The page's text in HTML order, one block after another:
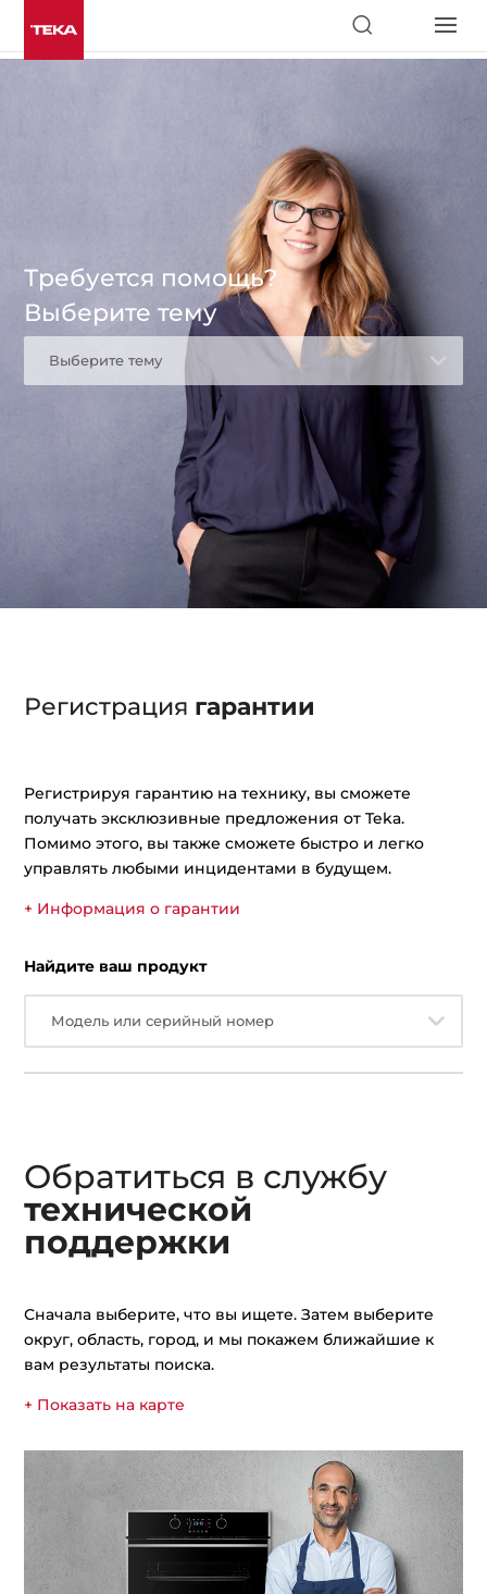
Требуется помощь?
Выберите тему
Выберите тему
Регистрация гарантии
Регистрируя гарантию на технику, вы сможете
получать эксклюзивные предложения от Teka.
Помимо этого, вы также сможете быстро и легко
управлять любыми инцидентами в будущем.
+ Информация о гарантии
Найдите ваш продукт
Модель или серийный номер
Обратиться в службу
технической
поддержки
Сначала выберите, что вы ищете. Затем выберите
округ, область, город, и мы покажем ближайшие к
вам результаты поиска.
+ Показать на карте